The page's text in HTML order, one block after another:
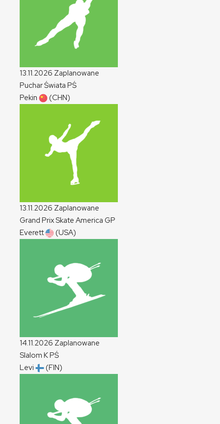
13.11.2026 Zaplanowane
Puchar Świata PŚ
Pekin
(CHN)
13.11.2026 Zaplanowane
Grand Prix Skate America GP
Everett
(USA)
14.11.2026 Zaplanowane
Slalom KPŚ
Levi
(FIN)